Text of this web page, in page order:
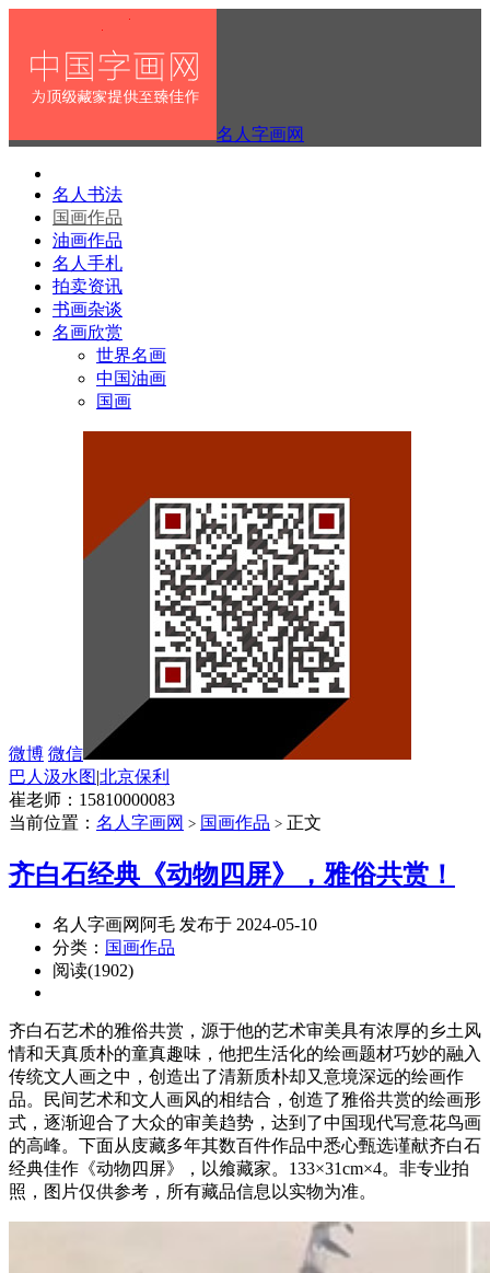
名人字画网
名人书法
国画作品
油画作品
名人手札
拍卖资讯
书画杂谈
名画欣赏
世界名画
中国油画
国画
微博 微信
巴人汲水图|北京保利
崔老师：15810000083
当前位置： 名人字画网 > 国画作品 > 正文
齐白石经典《动物四屏》，雅俗共赏！
名人字画网阿毛 发布于 2024-05-10
分类： 国画作品
阅读(1902)
齐白石艺术的雅俗共赏，源于他的艺术审美具有浓厚的乡土风
情和天真质朴的童真趣味，他把生活化的绘画题材巧妙的融入
传统文人画之中，创造出了清新质朴却又意境深远的绘画作
品。民间艺术和文人画风的相结合，创造了雅俗共赏的绘画形
式，逐渐迎合了大众的审美趋势，达到了中国现代写意花鸟画
的高峰。下面从庋藏多年其数百件作品中悉心甄选谨献齐白石
经典佳作《动物四屏》，以飨藏家。133×31cm×4。非专业拍
照，图片仅供参考，所有藏品信息以实物为准。